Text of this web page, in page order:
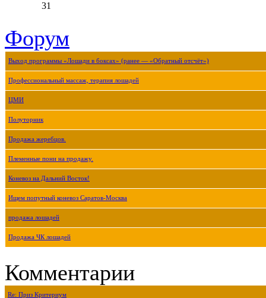
31
Форум
Выход программы «Лошади в боксах» (ранее — «Обратный отсчёт»)
Профессиональный массаж, терапия лошадей
ЦМИ
Полуторник
Продажа жеребцов.
Племенные пони на продажу.
Коневоз на Дальний Восток!
Ищем попутный коневоз Саратов-Москва
продажа лошадей
Продажа ЧК лошадей
Комментарии
Re: Приз Критериум